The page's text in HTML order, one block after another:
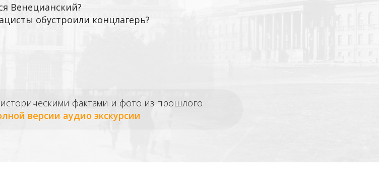
Венецианский?
обустроили концлагерь?
фактами и фото из прошлого
версии аудио экскурсии